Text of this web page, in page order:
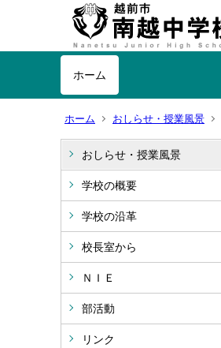
ホーム
ホーム おしらせ・授業風景
おしらせ・授業風景
学校の概要
学校の沿革
校長室から
ＮＩＥ
部活動
リンク